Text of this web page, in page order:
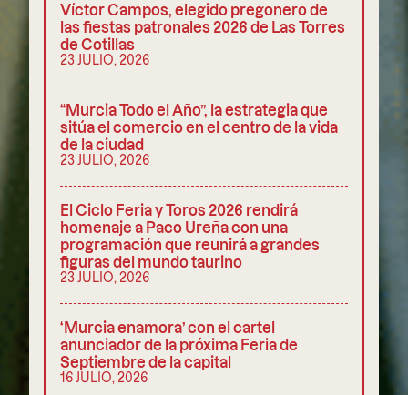
Víctor Campos, elegido pregonero de
las fiestas patronales 2026 de Las Torres
de Cotillas
23 JULIO, 2026
“Murcia Todo el Año”, la estrategia que
sitúa el comercio en el centro de la vida
de la ciudad
23 JULIO, 2026
El Ciclo Feria y Toros 2026 rendirá
homenaje a Paco Ureña con una
programación que reunirá a grandes
figuras del mundo taurino
23 JULIO, 2026
‘Murcia enamora’ con el cartel
anunciador de la próxima Feria de
Septiembre de la capital
16 JULIO, 2026